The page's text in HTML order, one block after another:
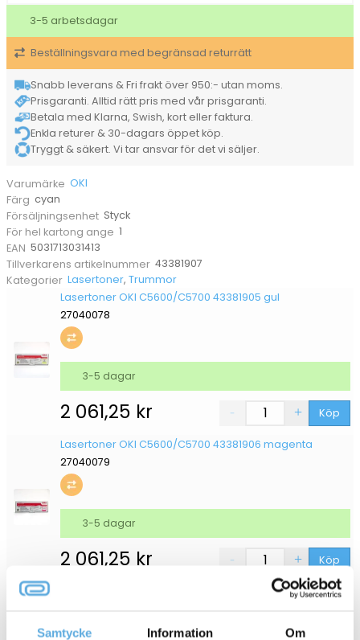
Samtycke Information Om
43381907
cyan
mängd
3-5 arbetsdagar
Beställningsvara med begränsad returrätt
Snabb leverans & Fri frakt över 950:- utan moms.
Prisgaranti. Alltid rätt pris med vår prisgaranti.
Betala med Klarna, Swish, kort eller faktura.
Enkla returer & 30-dagars öppet köp.
Tryggt & säkert. Vi tar ansvar för det vi säljer.
Varumärke OKI
Färg cyan
Försäljningsenhet Styck
För hel kartong ange 1
EAN 5031713031413
Tillverkarens artikelnummer 43381907
Kategorier Lasertoner,Trummor
Lasertoner OKI C5600/C5700 43381905 gul
27040078
2 061,25 kr Köp
3-5 dagar
Lasertoner OKI C5600/C5700 43381906 magenta
27040079
2 061,25 kr Köp
3-5 dagar
Lasertoner OKI C5600/C5700 43324408 svart